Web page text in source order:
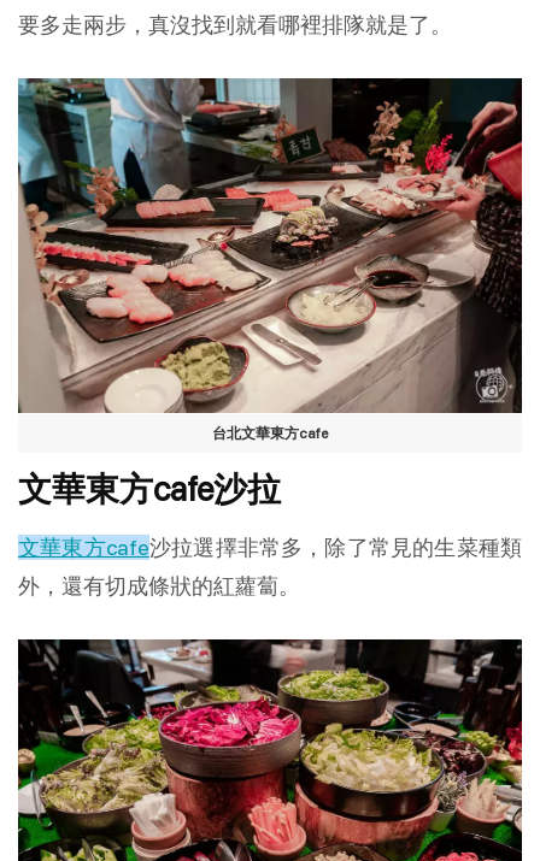
要多走兩步，真沒找到就看哪裡排隊就是了。
台北文華東方cafe
文華東方cafe沙拉
文華東方cafe沙拉選擇非常多，除了常見的生菜種類
外，還有切成條狀的紅蘿蔔。